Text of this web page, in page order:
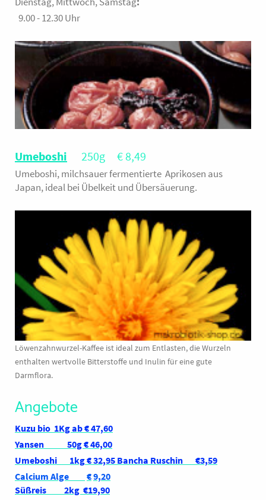
9.00 - 12.30 Uhr
Umeboshi 250g € 8,49
Umeboshi, milchsauer fermentierte Aprikosen aus
Japan, ideal bei Übelkeit und Übersäuerung.
Löwenzahnwurzel-Kaffee ist ideal zum Entlasten, die Wurzeln
enthalten wertvolle Bitterstoffe und Inulin für eine gute
Darmflora.
Angebote
Kuzu bio 1Kg ab € 47,60
Yansen 50g € 46,00
Umeboshi
1kg€ 32,95 Bancha Ruschin €3,59
Calcium Alge
€9,20
Süßreis 2kg €19,90